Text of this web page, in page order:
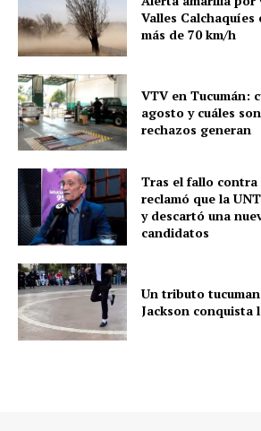
Valles
más de 70 km/h
VTV en Tucumán:
agosto y cuáles
rechazos generan
Tras el fallo contra
reclamó que la
y descartó una
candidatos
Un tributo
Jackson conquista